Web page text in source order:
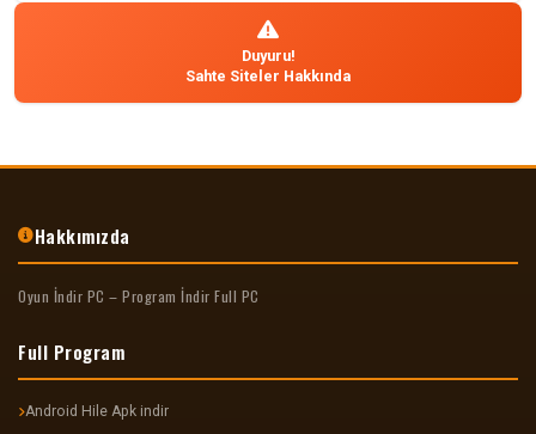
Duyuru!
Sahte Siteler Hakkında
Hakkımızda
Oyun İndir PC – Program İndir Full PC
Full Program
Android Hile Apk indir